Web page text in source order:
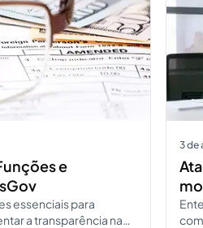
e
essenciais para
a transparência na
3 de